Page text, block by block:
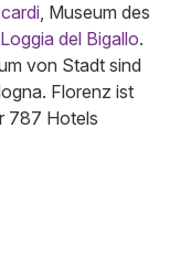
, Museum des
Loggia del Bigallo.
von Stadt sind
Florenz ist
787 Hotels